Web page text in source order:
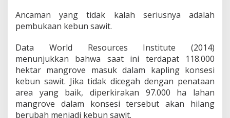
Ancaman yang tidak kalah seriusnya adalah
pembukaan kebun sawit.
Data World Resources Institute (2014)
menunjukkan bahwa saat ini terdapat 118.000
hektar mangrove masuk dalam kapling konsesi
kebun sawit. Jika tidak dicegah dengan penataan
area yang baik, diperkirakan 97.000 ha lahan
mangrove dalam konsesi tersebut akan hilang
berubah menjadi kebun sawit.